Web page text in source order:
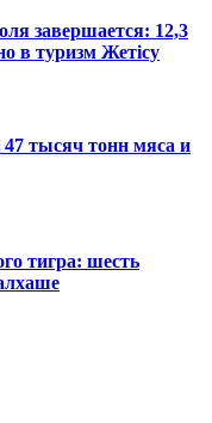
завершается: 12,3
в туризм Жетісу
47 тысяч тонн мяса и
тигра: шесть